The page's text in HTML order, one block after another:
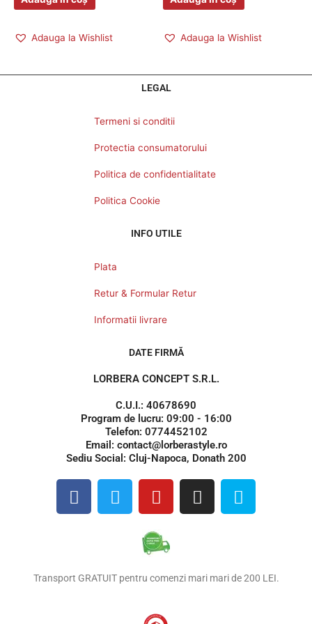
Adauga la Wishlist Adauga la Wishlist
LEGAL
Termeni si conditii
Protectia consumatorului
Politica de confidentialitate
Politica Cookie
INFO UTILE
Plata
Retur & Formular Retur
Informatii livrare
DATE FIRMĂ
LORBERA CONCEPT S.R.L.
C.U.I.: 40678690
Program de lucru: 09:00 - 16:00
Telefon: 0774452102
Email: contact@lorberastyle.ro
Sediu Social: Cluj-Napoca, Donath 200
F
a
o
T
w
e
Y
o
t
u
b
I
n
g
S
k
Transport GRATUIT pentru comenzi mari mari de 200 LEI.